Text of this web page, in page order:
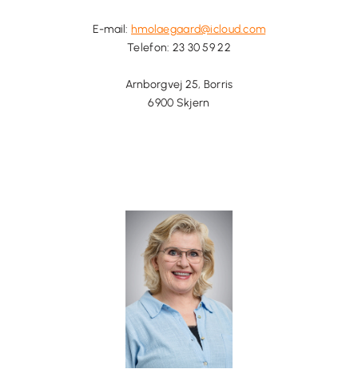
E-mail: hmolaegaard@icloud.com
Telefon: 23 30 59 22
Arnborgvej 25, Borris
6900 Skjern